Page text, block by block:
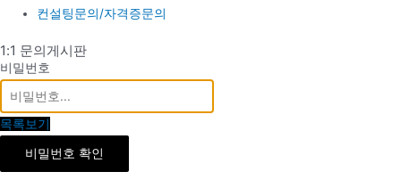
컨설팅문의/자격증문의
1:1 문의게시판
비밀번호
목록보기
비밀번호 확인